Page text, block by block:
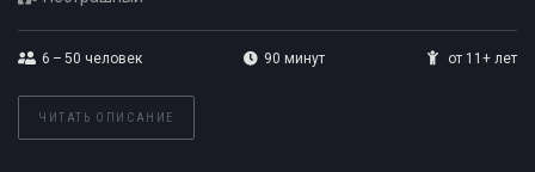
6 – 50 человек 90 минут от 11+ лет
ЧИТАТЬ ОПИСАНИЕ